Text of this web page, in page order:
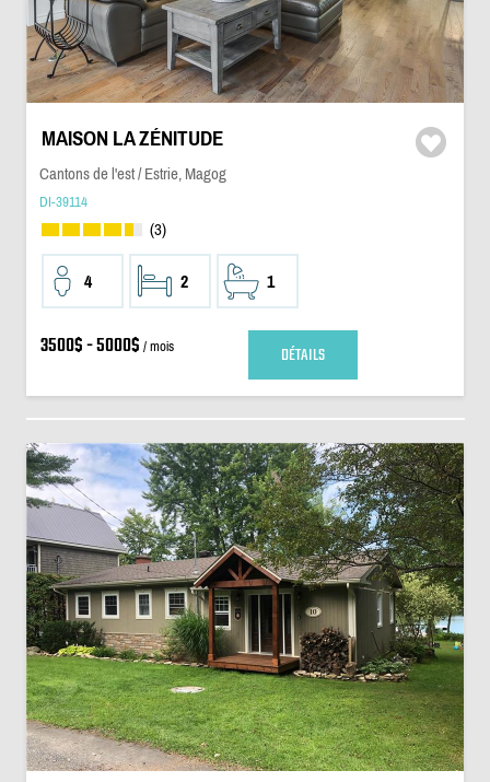
MAISON LA ZÉNITUDE
Cantons de l'est / Estrie, Magog
DI-39114
(3)
4 2 1
3500$ - 5000$ / mois DÉTAILS